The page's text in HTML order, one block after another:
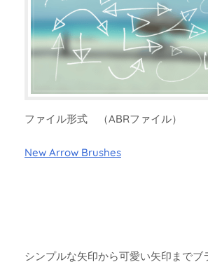
ファイル形式 （ABRファイル）
New Arrow Brushes
シンプルな矢印から可愛い矢印までブ